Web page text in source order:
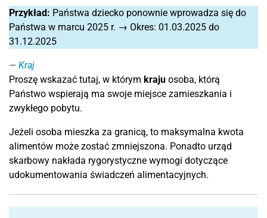
Przykład: Państwa dziecko ponownie wprowadza się do
Państwa w marcu 2025 r. → Okres: 01.03.2025 do
31.12.2025
Kraj
Proszę wskazać tutaj, w którym kraju osoba, którą
Państwo wspierają ma swoje miejsce zamieszkania i
zwykłego pobytu.
Jeżeli osoba mieszka za granicą, to maksymalna kwota
alimentów może zostać zmniejszona. Ponadto urząd
skarbowy nakłada rygorystyczne wymogi dotyczące
udokumentowania świadczeń alimentacyjnych.